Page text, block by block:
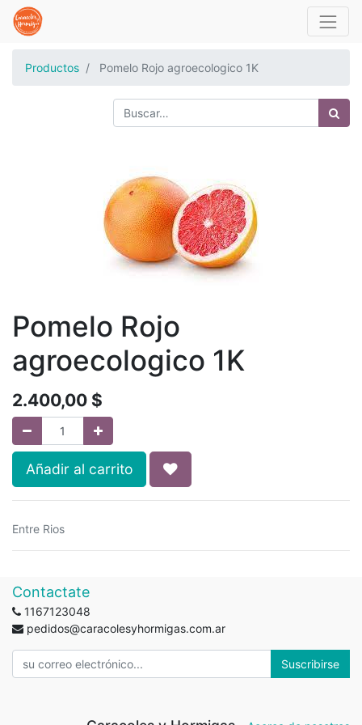
Productos Pomelo Rojo agroecologico 1K
Pomelo Rojo
agroecologico 1K
2.400,00 $
Añadir al carrito
Entre Rios
Contactate
1167123048
pedidos@caracolesyhormigas.com.ar
Suscribirse